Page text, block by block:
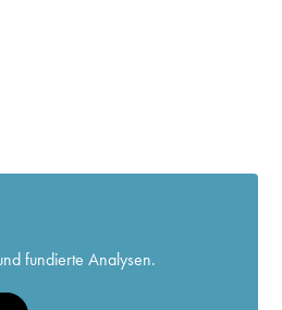
fundierte Analysen.